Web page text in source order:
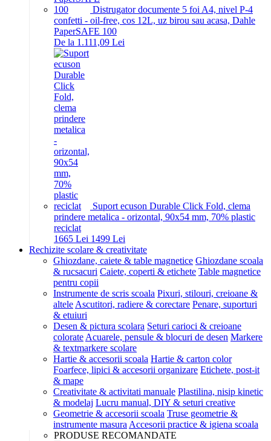
Distrugator documente 5 foi A4, nivel P-4
confetti - oil-free, cos 12L, uz birou sau acasa, Dahle
PaperSAFE 100
De la 1.111,09 Lei
Suport ecuson Durable Click Fold, clema
prindere metalica - orizontal, 90x54 mm, 70% plastic
reciclat
1665 Lei 1499 Lei
Rechizite scolare & creativitate
Ghiozdane, caiete & table magnetice Ghiozdane scoala
& rucsacuri Caiete, coperti & etichete Table magnetice
pentru copii
Instrumente de scris scoala Pixuri, stilouri, creioane &
altele Ascutitori, radiere & corectare Penare, suporturi
& etuiuri
Desen & pictura scolara Seturi carioci & creioane
colorate Acuarele, pensule & blocuri de desen Markere
& textmarkere scolare
Hartie & accesorii scoala Hartie & carton color
Foarfece, lipici & accesorii organizare Etichete, post-it
& mape
Creativitate & activitati manuale Plastilina, nisip kinetic
& modelaj Lucru manual, DIY & seturi creative
Geometrie & accesorii scoala Truse geometrie &
instrumente masura Accesorii practice & igiena scoala
PRODUSE RECOMANDATE